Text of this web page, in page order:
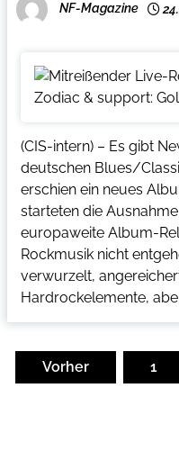
NF-Magazine
(CIS-intern) – Es gibt
deutschen Blues/
erschien ein neues
starteten die
europaweite Album-
Rockmusik nicht
verwurzelt,
Hardrockelemente,
Vorher 1